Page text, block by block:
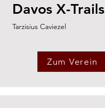
Davos X-Trails
Tarzisius Caviezel
Zum Verein